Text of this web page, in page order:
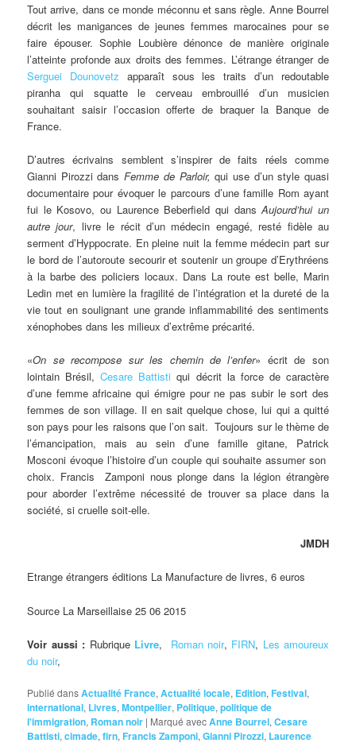
Tout arrive, dans ce monde méconnu et sans règle. Anne Bourrel
décrit les manigances de jeunes femmes marocaines pour se
faire épouser. Sophie Loubière dénonce de manière originale
l’atteinte profonde aux droits des femmes. L’étrange étranger de
Serguei Dounovetz apparaît sous les traits d’un redoutable
piranha qui squatte le cerveau embrouillé d’un musicien
souhaitant saisir l’occasion offerte de braquer la Banque de
France.
D’autres écrivains semblent s’inspirer de faits réels comme
Gianni Pirozzi dans Femme de Parloir, qui use d’un style quasi
documentaire pour évoquer le parcours d’une famille Rom ayant
fui le Kosovo, ou Laurence Beberfield qui dansAujourd’hui un
autre jour, livre le récit d’un médecin engagé, resté fidèle au
serment d’Hyppocrate. En pleine nuit la femme médecin part sur
le bord de l’autoroute secourir et soutenir un groupe d’Erythréens
à la barbe des policiers locaux. Dans La route est belle, Marin
Ledin met en lumière la fragilité de l’intégration et la dureté de la
vie tout en soulignant une grande inflammabilité des sentiments
xénophobes dans les milieux d’extrême précarité.
«On se recompose sur les chemin de l’enfer» écrit de son
lointain Brésil,Cesare Battisti qui décrit la force de caractère
d’une femme africaine qui émigre pour ne pas subir le sort des
femmes de son village. Il en sait quelque chose, lui qui a quitté
son pays pour les raisons que l’on sait. Toujours sur le thème de
l’émancipation, mais au sein d’une famille gitane, Patrick
Mosconi évoque l’histoire d’un couple qui souhaite assumer son
choix. Francis Zamponi nous plonge dans la légion étrangère
pour aborder l’extrême nécessité de trouver sa place dans la
société, si cruelle soit-elle.
JMDH
Etrange étrangers éditions La Manufacture de livres, 6 euros
Source La Marseillaise 25 06 2015
Voir aussi : Rubrique Livre, Roman noir, FIRN, Les amoureux
du noir,
Publié dansActualité France,Actualité locale, Edition,Festival,
international, Livres,Montpellier, Politique,politique de
l'immigration, Roman noir | Marqué avecAnne Bourrel,Cesare
Battisti,cimade,firn,Francis Zamponi,Gianni Pirozzi, Laurence